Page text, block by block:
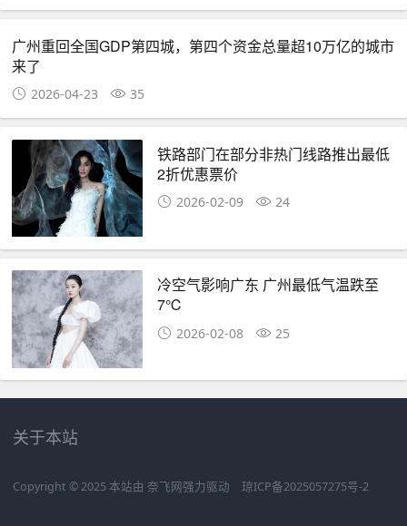
广州重回全国GDP第四城，第四个资金总量超10万亿的城市
来了
2026-04-23 35
铁路部门在部分非热门线路推出最低
2折优惠票价
2026-02-09 24
冷空气影响广东 广州最低气温跌至
7℃
2026-02-08 25
关于本站
Copyright © 2025 本站由 奈飞网强力驱动 琼ICP备2025057275号-2